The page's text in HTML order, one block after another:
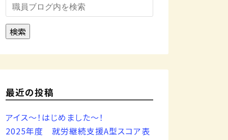
検索
最近の投稿
アイス～！はじめました～！
2025年度 就労継続支援A型スコア表